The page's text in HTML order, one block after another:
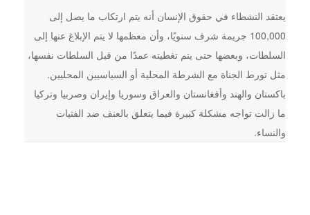
يعتقد النشطاء في حقوق الإنسان أنه يتم ارتكاب ما يصل إلى
100,000 جريمة شرف سنويًا، وأن معظمها لا يتم الإبلاغ عنها إلى
السلطات، وبعضها حتى يتم تغطيته عمدًا من قبل السلطات نفسها،
مثل تورط الجناة مع الشرطة المحلية أو السياسيين المحليين.
باكستان والهند وأفغانستان والعراق وسوريا وإيران وصربيا وتركيا
ما زالت تواجه مشكلة كبيرة فيما يتعلق بالعنف ضد الفتيات
والنساء.